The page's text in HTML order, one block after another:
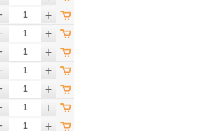
+
+
+
+
+
+
+